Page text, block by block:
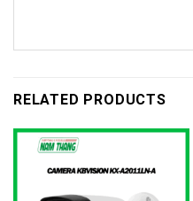
RELATED PRODUCTS